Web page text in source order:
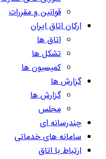
قوانین و مقررات
ارکان اتاق ایران
اتاق ها
تشکل ها
کمیسیون ها
گزارش ها
گزارش ها
مجلس
چندرسانه ای
سامانه های خدماتی
ارتباط با اتاق